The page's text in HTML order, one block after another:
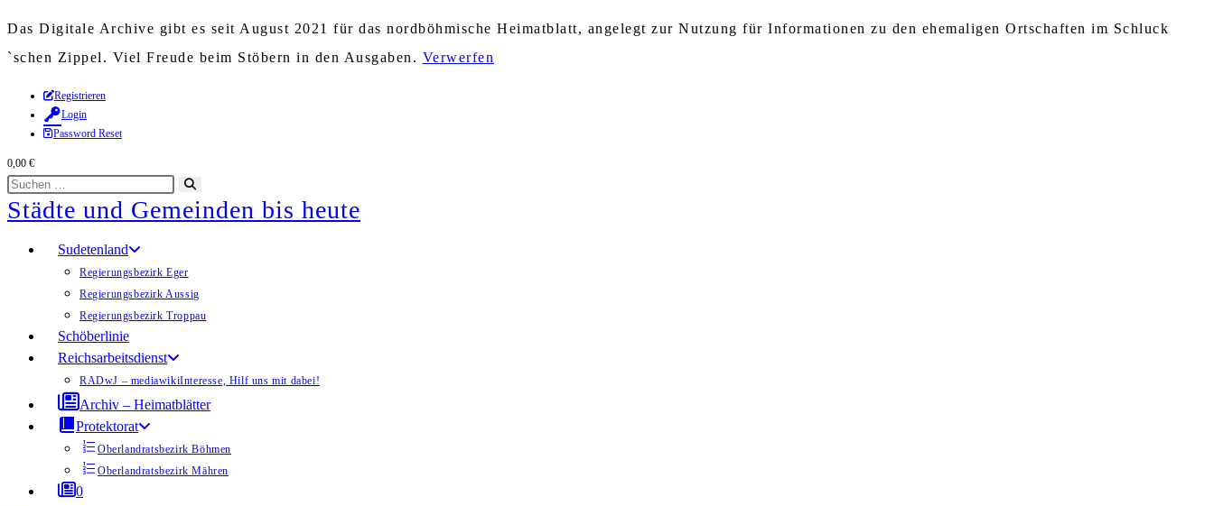
Das Digitale Archive gibt es seit August 2021 für das nordböhmische Heimatblatt, angelegt zur Nutzung für Informationen zu den ehemaligen Ortschaften im Schluck
`schen Zippel. Viel Freude beim Stöbern in den Ausgaben. Verwerfen
Zum
Inhalt
springen
Registrieren
Login
Password Reset
0,00 €
Diese
Website
durchsuchen
starten
Städte und Gemeinden bis heute
Sudetenland
Regierungsbezirk Eger
Regierungsbezirk Aussig
Regierungsbezirk Troppau
Schöberlinie
Reichsarbeitsdienst
RADwJ – mediawikiInteresse, Hilf uns mit dabei!
Archiv – Heimatblätter
Protektorat
Oberlandratsbezirk Böhmen
Oberlandratsbezirk Mähren
0